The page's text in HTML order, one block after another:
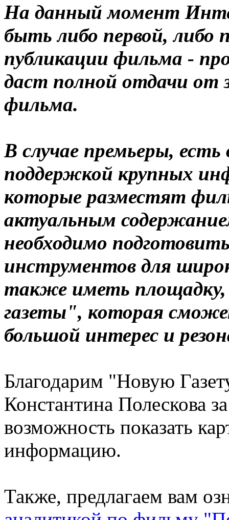
На данный момент
быть либо первой, либо
публикации фильма -
даст полной отдачи от
фильма.
В случае премьеры,
поддержкой крупных
которые разместят
актуальным
необходимо
инструментов для
также иметь
газеты", которая
большой интерес и
Благодарим "Новую
Константина Полескова
возможность показать
информацию.
Также, предлагаем вам